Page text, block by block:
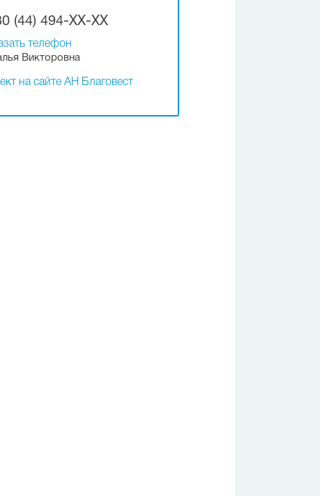
(44) 494-XX-XX
телефон
Викторовна
на сайте АН Благовест